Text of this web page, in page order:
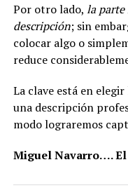
Por otro lado, la parte
descripción; sin
colocar algo o
reduce
La clave está en
una descripción
modo lograremos
Miguel Navarro….